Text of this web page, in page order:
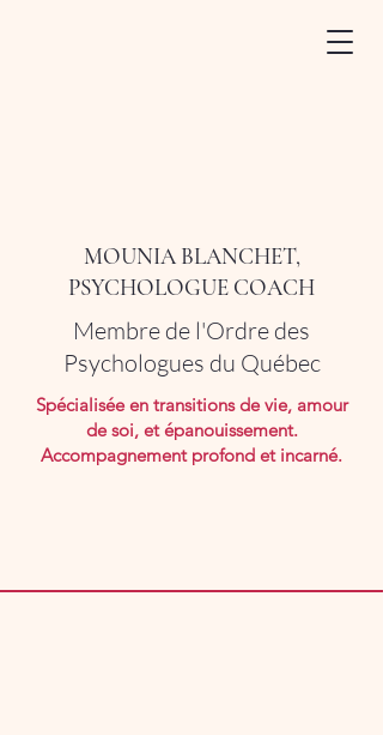
MOUNIA BLANCHET,
PSYCHOLOGUE COACH
Membre de l'Ordre des
Psychologues du Québec
Spécialisée en transitions de vie, amour
de soi, et épanouissement.
Accompagnement profond et incarné.